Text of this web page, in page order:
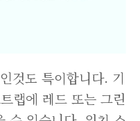
것도 특이합니다. 기
랩에 레드 또는 그린